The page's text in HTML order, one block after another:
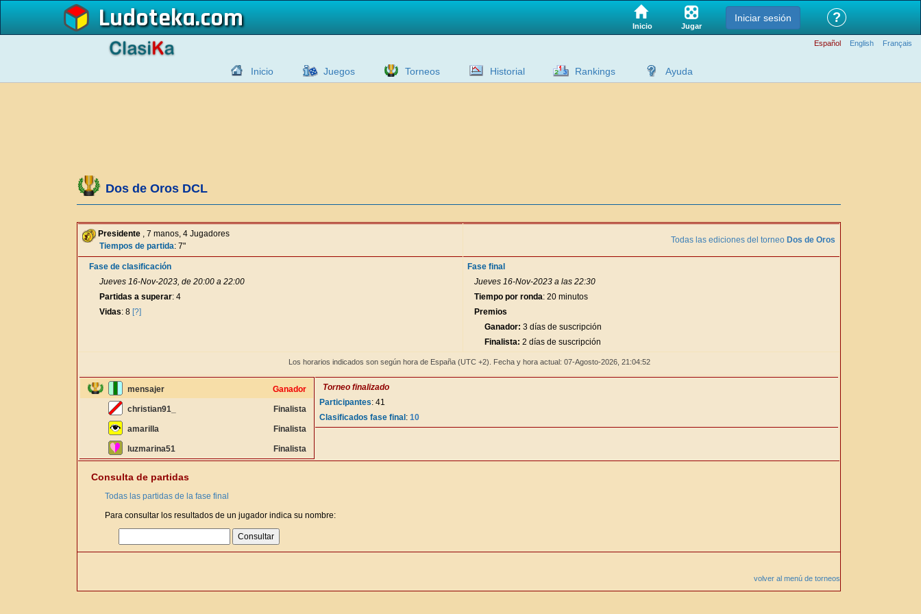
Ludoteka Inicio Jugar
Iniciar sesión ?
Español English Français
Inicio Juegos Torneos Historial Rankings Ayuda
Dos de Oros DCL
Presidente , 7 manos, 4 Jugadores
Tiempos de partida: 7"
Todas las ediciones del torneo Dos de Oros
Fase de clasificación
Jueves 16-Nov-2023, de 20:00 a 22:00
Partidas a superar: 4
Vidas: 8 [?]
Fase final
Jueves 16-Nov-2023 a las 22:30
Tiempo por ronda: 20 minutos
Premios
Ganador: 3 días de suscripción
Finalista: 2 días de suscripción
Los horarios indicados son según hora de España (UTC +2). Fecha y hora actual: 07-Agosto-2026, 21:04:52
mensajer Ganador
christian91_ Finalista
amarilla Finalista
luzmarina51 Finalista
Torneo finalizado
Participantes: 41
Clasificados fase final : 10
Consulta de partidas
Todas las partidas de la fase final
Para consultar los resultados de un jugador indica su nombre:
volver al menú de torneos